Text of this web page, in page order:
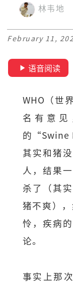
林韦地
February 11,
语音阅读
WHO（世
名有意
的“Swine
其实和猪
人，结果
杀了（其
猪不爽）
怜，疾病
论。
事实上那